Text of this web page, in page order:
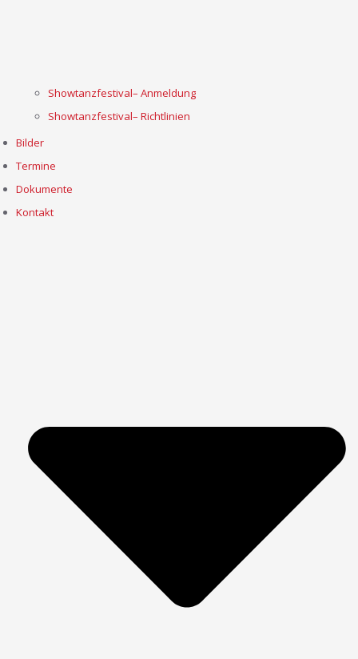
Showtanzfestival– Anmeldung
Showtanzfestival– Richtlinien
Bilder
Termine
Dokumente
Kontakt